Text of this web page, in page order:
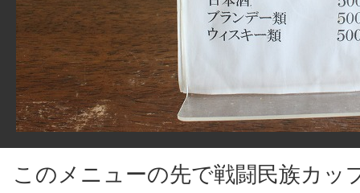
このメニューの先で戦闘民族カッ